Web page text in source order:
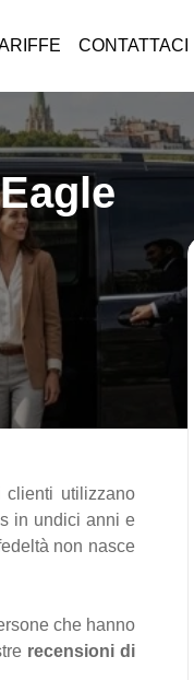
CONTATTACI
clienti utilizzano
in undici anni e
non nasce
che hanno
recensioni di